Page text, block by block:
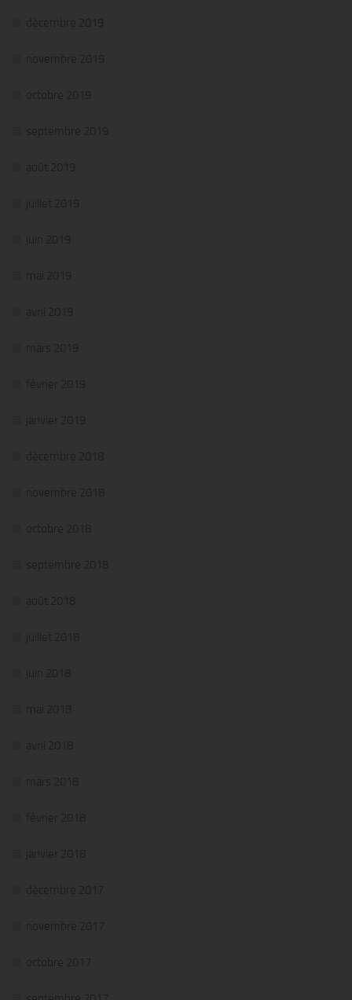
décembre 2019
novembre 2019
octobre 2019
septembre 2019
août 2019
juillet 2019
juin 2019
mai 2019
avril 2019
mars 2019
février 2019
janvier 2019
décembre 2018
novembre 2018
octobre 2018
septembre 2018
août 2018
juillet 2018
juin 2018
mai 2018
avril 2018
mars 2018
février 2018
janvier 2018
décembre 2017
novembre 2017
octobre 2017